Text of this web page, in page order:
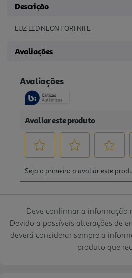
Descrição
LUZ LED NEON FORTNITE
Avaliações
Deve confirmar a informação
Devido a possíveis alterações de
deverá considerar sempre a
produto que